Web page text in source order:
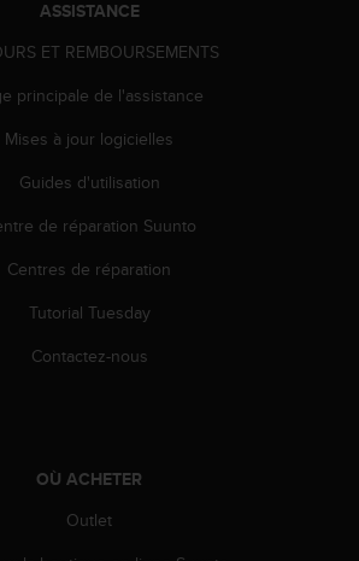
ASSISTANCE
ET REMBOURSEMENTS
principale de l'assistance
Mises à jour logicielles
Guides d'utilisation
de réparation Suunto
Centres de réparation
Tutorial Tuesday
Contactez-nous
OÙ ACHETER
Outlet